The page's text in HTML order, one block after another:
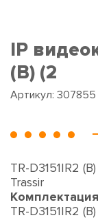
IP
(B) (2
Артикул: 307855
TR-D3151IR2
Trassir
TR-D3151IR2